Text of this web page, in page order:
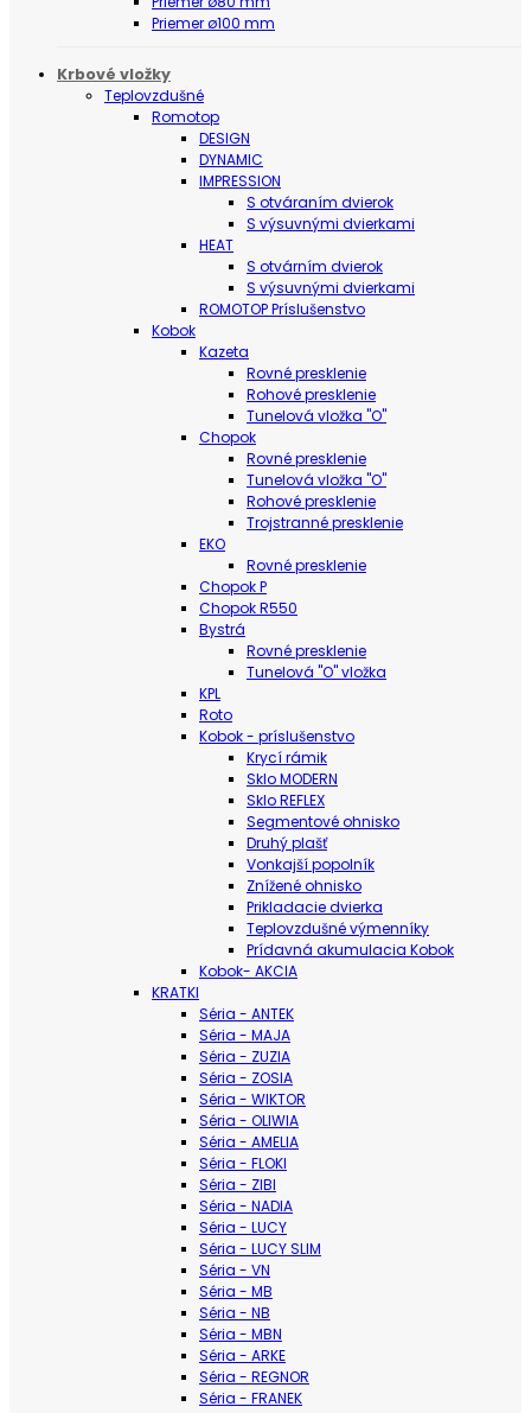
Priemer ø100 mm
Krbové vložky
Teplovzdušné
Romotop
DESIGN
DYNAMIC
IMPRESSION
S otváraním dvierok
S výsuvnými dvierkami
HEAT
S otvárním dvierok
S výsuvnými dvierkami
ROMOTOP Príslušenstvo
Kobok
Kazeta
Rovné presklenie
Rohové presklenie
Tunelová vložka "O"
Chopok
Rovné presklenie
Tunelová vložka "O"
Rohové presklenie
Trojstranné presklenie
EKO
Rovné presklenie
Chopok P
Chopok R550
Bystrá
Rovné presklenie
Tunelová "O" vložka
KPL
Roto
Kobok - príslušenstvo
Krycí rámik
Sklo MODERN
Sklo REFLEX
Segmentové ohnisko
Druhý plašť
Vonkajší popolník
Znížené ohnisko
Prikladacie dvierka
Teplovzdušné výmenníky
Prídavná akumulacia Kobok
Kobok- AKCIA
KRATKI
Séria - ANTEK
Séria - MAJA
Séria - ZUZIA
Séria - ZOSIA
Séria - WIKTOR
Séria - OLIWIA
Séria - AMELIA
Séria - FLOKI
Séria - ZIBI
Séria - NADIA
Séria - LUCY
Séria - LUCY SLIM
Séria - VN
Séria - MB
Séria - NB
Séria - MBN
Séria - ARKE
Séria - REGNOR
Séria - FRANEK